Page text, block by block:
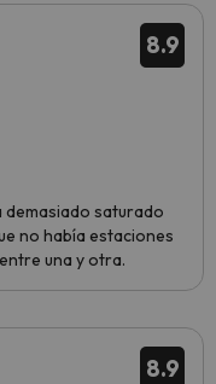
8.9
demasiado saturado
no había estaciones
una y otra.
8.9